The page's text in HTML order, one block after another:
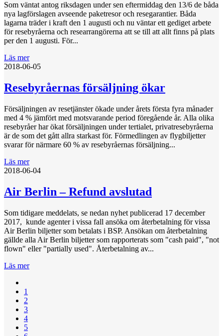
Som väntat antog riksdagen under sen eftermiddag den 13/6 de båda
nya lagförslagen avseende paketresor och resegarantier. Båda
lagarna träder i kraft den 1 augusti och nu väntar ett gediget arbete
för resebyråerna och researrangörerna att se till att allt finns på plats
per den 1 augusti. För...
Läs mer
2018-06-05
Resebyråernas försäljning ökar
Försäljningen av resetjänster ökade under årets första fyra månader
med 4 % jämfört med motsvarande period föregående år. Alla olika
resebyråer har ökat försäljningen under tertialet, privatresebyråerna
är de som det gått allra starkast för. Förmedlingen av flygbiljetter
svarar för närmare 60 % av resebyråernas försäljning...
Läs mer
2018-06-04
Air Berlin – Refund avslutad
Som tidigare meddelats, se nedan nyhet publicerad 17 december
2017, kunde agenter i vissa fall ansöka om återbetalning för vissa
Air Berlin biljetter som betalats i BSP. Ansökan om återbetalning
gällde alla Air Berlin biljetter som rapporterats som "cash paid", "not
flown" eller "partially used". Återbetalning av...
Läs mer
1
2
3
4
5